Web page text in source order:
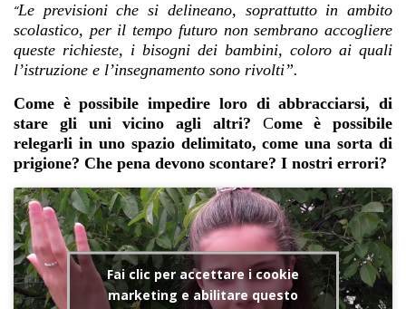
“Le previsioni che si delineano, soprattutto in ambito
scolastico, per il tempo futuro non sembrano accogliere
queste richieste, i bisogni dei bambini, coloro ai quali
l’istruzione e l’insegnamento sono rivolti”.
Come è possibile impedire loro di abbracciarsi, di
stare gli uni vicino agli altri? Come è possibile
relegarli in uno spazio delimitato, come una sorta di
prigione? Che pena devono scontare? I nostri errori?
Fai clic per accettare i cookie
marketing e abilitare questo